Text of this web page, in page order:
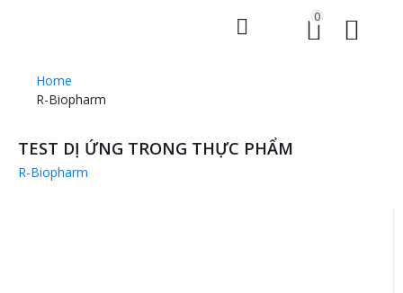
0
Home
R-Biopharm
TEST DỊ ỨNG TRONG THỰC PHẨM
R-Biopharm